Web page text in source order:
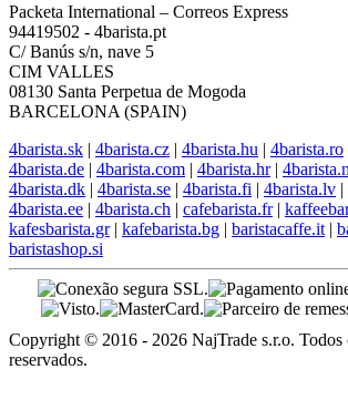
Packeta International – Correos Express
94419502 - 4barista.pt
C/ Banús s/n, nave 5
CIM VALLES
08130 Santa Perpetua de Mogoda
BARCELONA (SPAIN)
4barista.sk | 4barista.cz | 4barista.hu | 4barista.ro
4barista.de | 4barista.com | 4barista.hr|
4barista.dk | 4barista.se | 4barista.fi | 4barista.lv |
4barista.ee | 4barista.ch | cafebarista.fr|
kafesbarista.gr| kafebarista.bg | baristacaffe.it |
baristashop.si
Copyright © 2016 - 2026 NajTrade s.r.o. Todos
reservados.